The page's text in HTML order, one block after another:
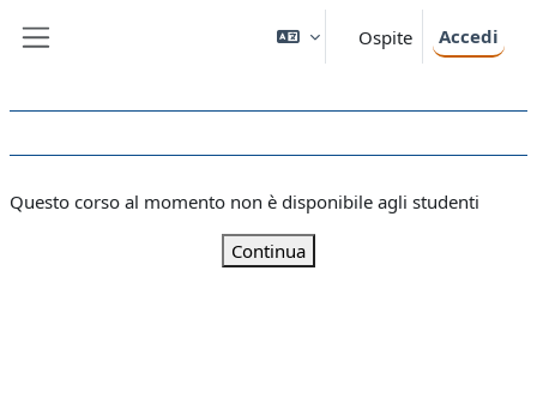
Ospite Accedi
Questo corso al momento non è disponibile agli studenti
Continua